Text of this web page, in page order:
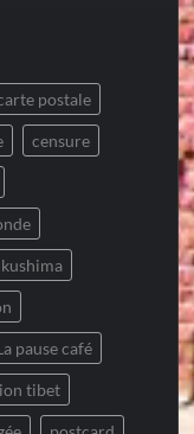
postale
censure
pause café
tibet